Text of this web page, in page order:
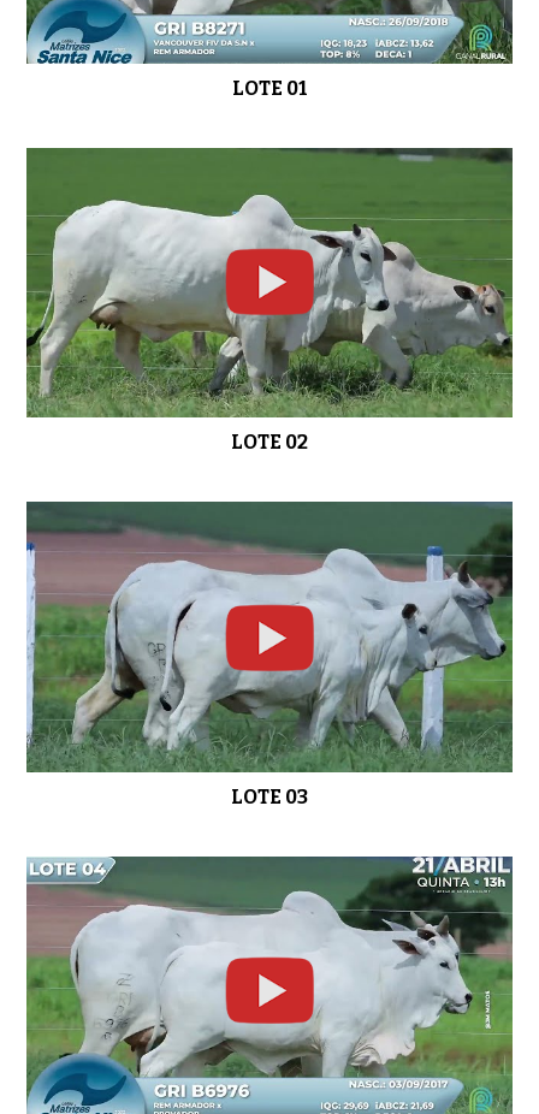
01:02 LOTE 08
01:08 LOTE 09
01:02 LOTE 10
0:52 LOTE 11
LOTE 13
01:04 LOTE 14
LOTE 01
LOTE 02
LOTE 03